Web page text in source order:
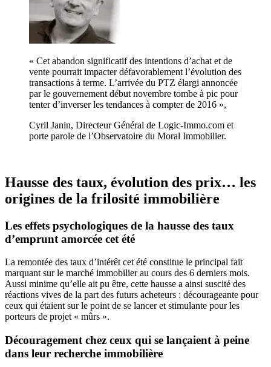
« Cet abandon significatif des intentions d’achat et de
vente pourrait impacter défavorablement l’évolution des
transactions à terme. L’arrivée du PTZ élargi annoncée
par le gouvernement début novembre tombe à pic pour
tenter d’inverser les tendances à compter de 2016 »,
Cyril Janin, Directeur Général de Logic-Immo.com et
porte parole de l’Observatoire du Moral Immobilier.
Hausse des taux, évolution des prix… les
origines de la frilosité immobilière
Les effets psychologiques de la hausse des taux
d’emprunt amorcée cet été
La remontée des taux d’intérêt cet été constitue le principal fait
marquant sur le marché immobilier au cours des 6 derniers mois.
Aussi minime qu’elle ait pu être, cette hausse a ainsi suscité des
réactions vives de la part des futurs acheteurs : décourageante pour
ceux qui étaient sur le point de se lancer et stimulante pour les
porteurs de projet « mûrs ».
Découragement chez ceux qui se lançaient à peine
dans leur recherche immobilière